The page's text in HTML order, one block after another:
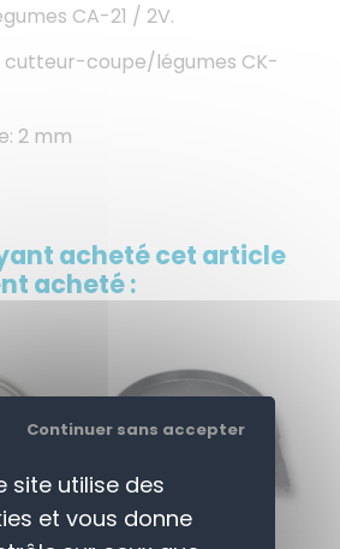
CA-21 / 2V.
cutteur-coupe/légumes CK-
2 mm
acheté cet article
acheté :
site utilise des
et vous donne
Continuer sans accepter